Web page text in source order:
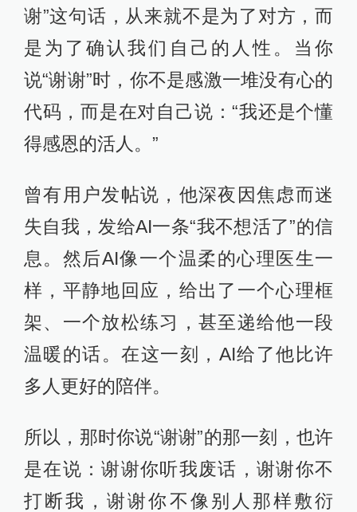
谢”这句话，从来就不是为了对方，而
是为了确认我们自己的人性。当你
说“谢谢”时，你不是感激一堆没有心的
代码，而是在对自己说：“我还是个懂
得感恩的活人。”
曾有用户发帖说，他深夜因焦虑而迷
失自我，发给AI一条“我不想活了”的信
息。然后AI像一个温柔的心理医生一
样，平静地回应，给出了一个心理框
架、一个放松练习，甚至递给他一段
温暖的话。在这一刻，AI给了他比许
多人更好的陪伴。
所以，那时你说“谢谢”的那一刻，也许
是在说：谢谢你听我废话，谢谢你不
打断我，谢谢你不像别人那样敷衍